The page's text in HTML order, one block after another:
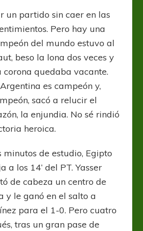
un partido sin caer en las
Pero hay una
del mundo estuvo al
beso la lona dos veces y
quedaba vacante.
es campeón y,
sacó a relucir el
la enjundia. No sé rindió
heroica.
minutos de estudio, Egipto
a los 14’ del PT. Yasser
de cabeza un centro de
y le ganó en el salto a
para el 1-0. Pero cuatro
tras un gran pase de